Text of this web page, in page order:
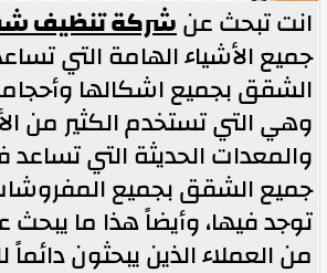
انت تبحث عنشركة تنظيف
جميع الأشياء الهامة التي
الشقق بجميع اشكالها
وهي التي تستخدم الكثير من
والمعدات الحديثة التي
جميع الشقق بجميع
توجد فيها، وأيضاً هذا ما يبحث
من العملاء الذين يبحثون